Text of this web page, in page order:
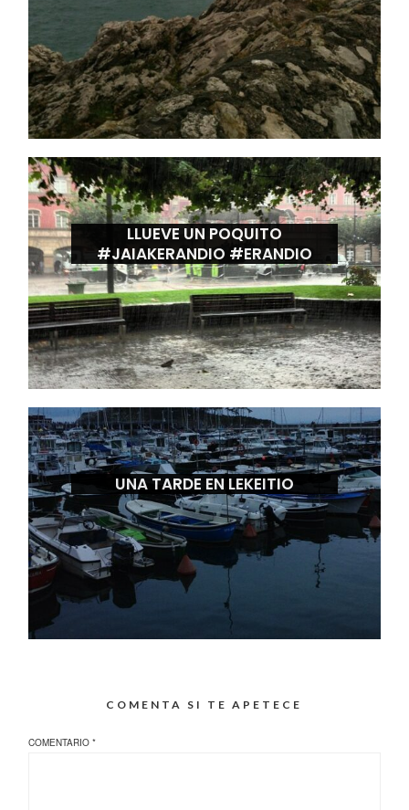
LLUEVE UN POQUITO
#JAIAKERANDIO #ERANDIO
UNA TARDE EN LEKEITIO
COMENTA SI TE APETECE
COMENTARIO*